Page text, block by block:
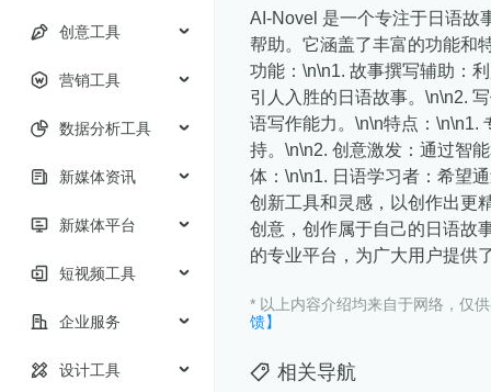
创意工具
营销工具
数据分析工具
新媒体资讯
新媒体平台
短视频工具
企业服务
设计工具
AI-Novel 是一个专注于日语故
帮助。它涵盖了丰富的功能和
功能：\n\n1. 故事撰写辅助：
引人入胜的日语故事。\n\n2.
语写作能力。\n\n特点：\n\n1.
持。\n\n2. 创意激发：通过智
体：\n\n1. 日语学习者：希望
创新工具和灵感，以创作出更
创意，创作属于自己的日语故
的专业平台，为广大用户提供
* 以上内容介绍均来自于网络，仅
馈】
相关导航